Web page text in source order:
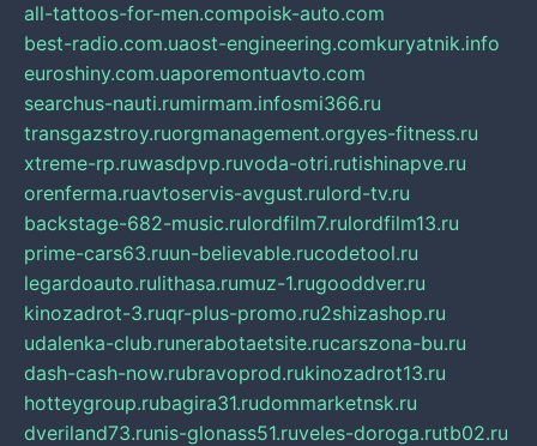
all-tattoos-for-men.compoisk-auto.com
best-radio.com.uaost-engineering.comkuryatnik.info
euroshiny.com.uaporemontuavto.com
searchus-nauti.rumirmam.infosmi366.ru
transgazstroy.ruorgmanagement.orgyes-fitness.ru
xtreme-rp.ruwasdpvp.ruvoda-otri.rutishinapve.ru
orenferma.ruavtoservis-avgust.rulord-tv.ru
backstage-682-music.rulordfilm7.rulordfilm13.ru
prime-cars63.ruun-believable.rucodetool.ru
legardoauto.rulithasa.rumuz-1.rugooddver.ru
kinozadrot-3.ruqr-plus-promo.ru2shizashop.ru
udalenka-club.runerabotaetsite.rucarszona-bu.ru
dash-cash-now.rubravoprod.rukinozadrot13.ru
hotteygroup.rubagira31.rudommarketnsk.ru
dveriland73.runis-glonass51.ruveles-doroga.rutb02.ru